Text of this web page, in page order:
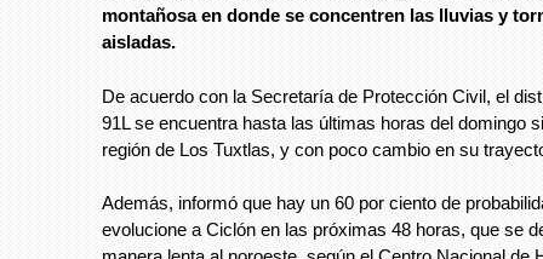
montañosa en donde se concentren las lluvias y
aisladas.
De acuerdo con la Secretaría de Protección Civil, el
91L se encuentra hasta las últimas horas del domingo
región de Los Tuxtlas, y con poco cambio en su
Además, informó que hay un 60 por ciento de
evolucione a Ciclón en las próximas 48 horas, que se